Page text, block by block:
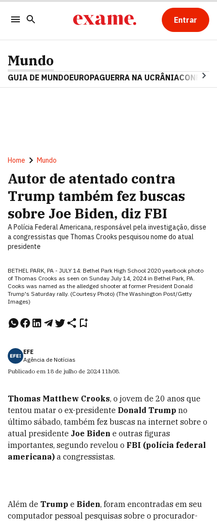
Entrar
Mundo
GUIA DE MUNDOEUROPAGUERRA NA UCRÂNIA
Home Mundo
Autor de atentado contra
Trump também fez buscas
sobre Joe Biden, diz FBI
A Polícia Federal Americana, responsável pela investigação, disse
a congressistas que Thomas Crooks pesquisou nome do atual
presidente
BETHEL PARK, PA - JULY 14: Bethel Park High School 2020 yearbook photo
of Thomas Crooks as seen on Sunday July 14, 2024 in Bethel Park, PA.
Cooks was named as the alledged shooter at former President Donald
Trump's Saturday rally. (Courtesy Photo) (The Washington Post/Getty
Images)
EFE
Agência de Notícias
Publicado em 18 de julho de 2024 11h08.
Thomas Matthew Crooks, o jovem de 20 anos que
tentou matar o ex-presidente Donald Trump no
último sábado, também fez buscas na internet sobre o
atual presidente Joe Biden e outras figuras
importantes, segundo revelou o FBI (polícia federal
americana) a congressistas.
Além de Trump e Biden, foram encontradas em seu
computador pessoal pesquisas sobre o procurador-